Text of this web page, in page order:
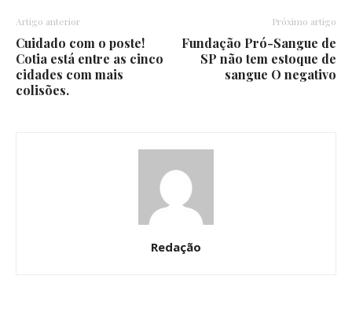
Artigo anterior
Cuidado com o poste!
Cotia está entre as cinco
cidades com mais
colisões.
Próximo artigo
Fundação Pró-Sangue de
SP não tem estoque de
sangue O negativo
Redação